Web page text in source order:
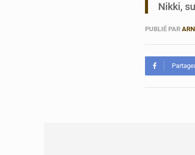
Nikki,
PUBLIÉ PAR